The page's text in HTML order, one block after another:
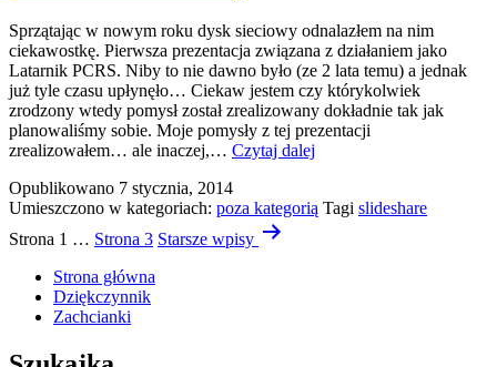
Sprzątając w nowym roku dysk sieciowy odnalazłem na nim
ciekawostkę. Pierwsza prezentacja związana z działaniem jako
Latarnik PCRS. Niby to nie dawno było (ze 2 lata temu) a jednak
już tyle czasu upłynęło… Ciekaw jestem czy którykolwiek
zrodzony wtedy pomysł został zrealizowany dokładnie tak jak
planowaliśmy sobie. Moje pomysły z tej prezentacji
zrealizowałem… ale inaczej,… Czytaj dalej
Opublikowano 7 stycznia, 2014
Umieszczono w kategoriach: poza kategorią Tagi slideshare
Stronicowanie
Strona 1 … Strona 3 Starsze wpisy
Strona główna
Dziękczynnik
Zachcianki